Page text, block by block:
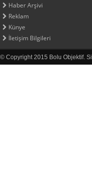
Haber Arşivi
Reklam
Künye
İletişim Bilgileri
© Copyright 2015 Bolu Objektif.